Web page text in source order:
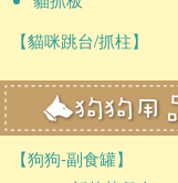
【貓咪跳台/抓柱】
【狗狗-副食罐】